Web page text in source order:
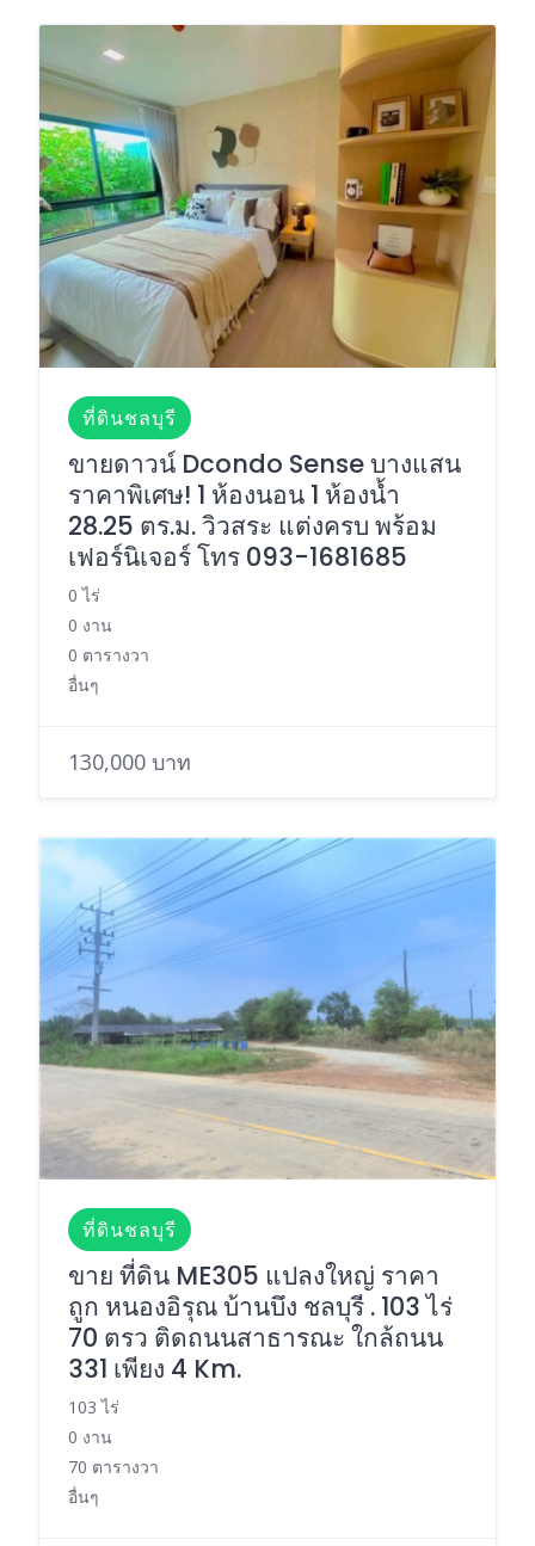
ที่ดินชลบุรี
ขายดาวน์ Dcondo Sense บางแสน
ราคาพิเศษ! 1 ห้องนอน 1 ห้องน้ำ
28.25 ตร.ม. วิวสระ แต่งครบ พร้อม
เฟอร์นิเจอร์ โทร 093-1681685
0 ไร่
0 งาน
0 ตารางวา
อื่นๆ
130,000 บาท
ที่ดินชลบุรี
ขาย ที่ดิน ME305 แปลงใหญ่ ราคา
ถูก หนองอิรุณ บ้านบึง ชลบุรี . 103 ไร่
70 ตรว ติดถนนสาธารณะ ใกล้ถนน
331 เพียง 4 Km.
103 ไร่
0 งาน
70 ตารางวา
อื่นๆ